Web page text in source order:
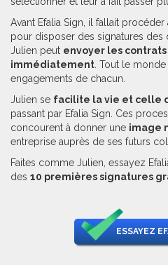
Avant Efalia Sign, il fallait
pour disposer des signatures des
Julien peut envoyer les
immédiatement . Tout le
engagements de chacun.
Julien se facilite la vie et celle
passant par Efalia Sign. Ces
concourent à donner une image
entreprise auprès de ses futurs
Faites comme Julien, essayez
des 10 premières signatures
ESSAYEZ